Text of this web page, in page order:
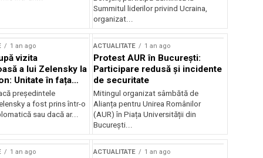
Summitul liderilor privind Ucraina,
organizat...
1 an ago
vizita
a lui Zelensky la
Unitate în fața
președintele
a fost prins într-o
sau dacă ar...
ACTUALITATE 1 an ago
Protest AUR în București:
Participare redusă și incidente
de securitate
Mitingul organizat sâmbătă de
Alianța pentru Unirea Românilor
(AUR) în Piața Universității din
București...
1 an ago ACTUALITATE 1 an ago